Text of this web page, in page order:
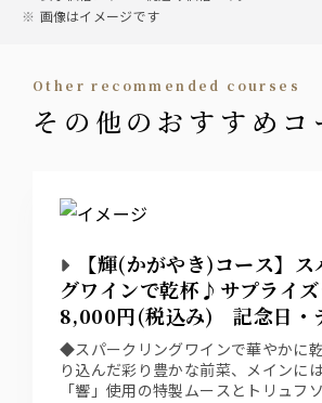
画像はイメージです
other recommended courses
その他のおすすめコ
【輝(かがやき)コース】
グワインで乾杯♪サプライ
8,000円(税込み) 記念日・
◆スパークリングワインで華やかに
り込んだ彩り豊かな前菜、メインに
「響」使用の特製ムースとトリュフ